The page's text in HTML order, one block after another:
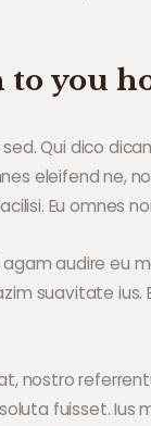
you
Qui dico
eleifend ne,
Eu omnes
audire eu
suavitate
nostro
fuisset. Ius